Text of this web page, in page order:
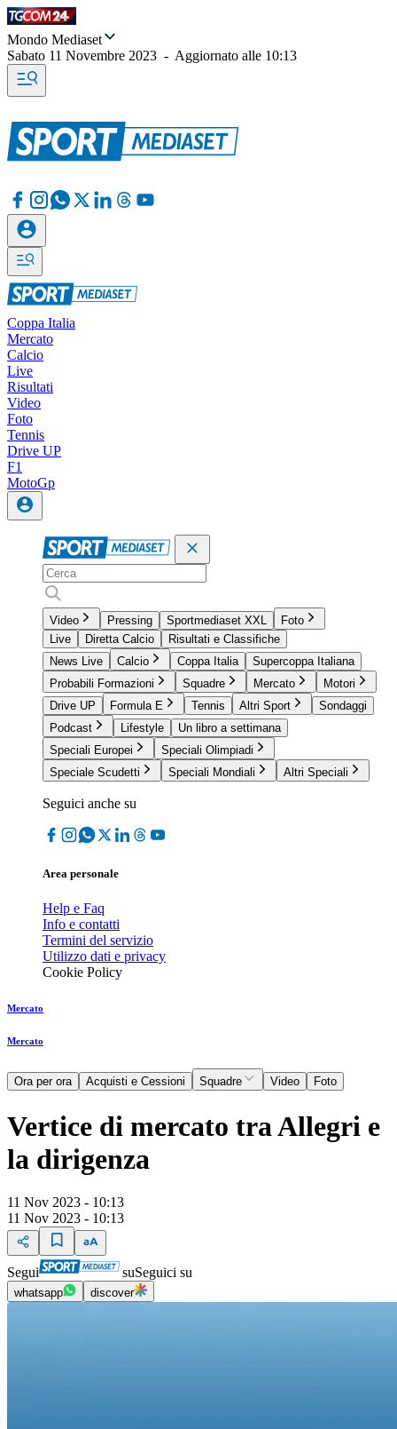
Mondo Mediaset
Sabato 11 Novembre 2023 - Aggiornato alle 10:13
Coppa Italia
Mercato
Calcio
Live
Risultati
Video
Foto
Tennis
Drive UP
F1
MotoGp
Video Pressing Sportmediaset XXL
Foto
Live
Diretta Calcio
Risultati e Classifiche
News Live
Calcio Coppa Italia
Supercoppa Italiana
Probabili Formazioni
Squadre Mercato
Motori
Drive UP
Formula E Tennis Altri Sport
Sondaggi
Podcast
Lifestyle
Un libro a settimana
Speciali Europei
Speciali Olimpiadi
Speciale Scudetti
Speciali Mondiali Altri Speciali
Seguici anche su
Area personale
Help e Faq
Info e contatti
Termini del servizio
Utilizzo dati e privacy
Cookie Policy
Mercato
Mercato
Ora per ora Acquisti e Cessioni Squadre Video Foto
Vertice di mercato tra Allegri e
la dirigenza
11 Nov 2023 - 10:13
11 Nov 2023 - 10:13
Segui suSeguici su
whatsapp discover